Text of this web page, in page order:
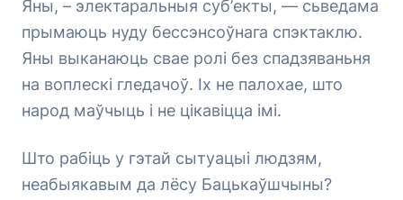
Яны, – электаральныя суб’екты, — сьведама
прымаюць нуду бессэнсоўнага спэктаклю.
Яны выканаюць свае ролі без спадзяваньня
на воплескі гледачоў. Іх не палохае, што
народ маўчыць і не цікавіцца імі.
Што рабіць у гэтай сытуацыі людзям,
неабыякавым да лёсу Бацькаўшчыны?